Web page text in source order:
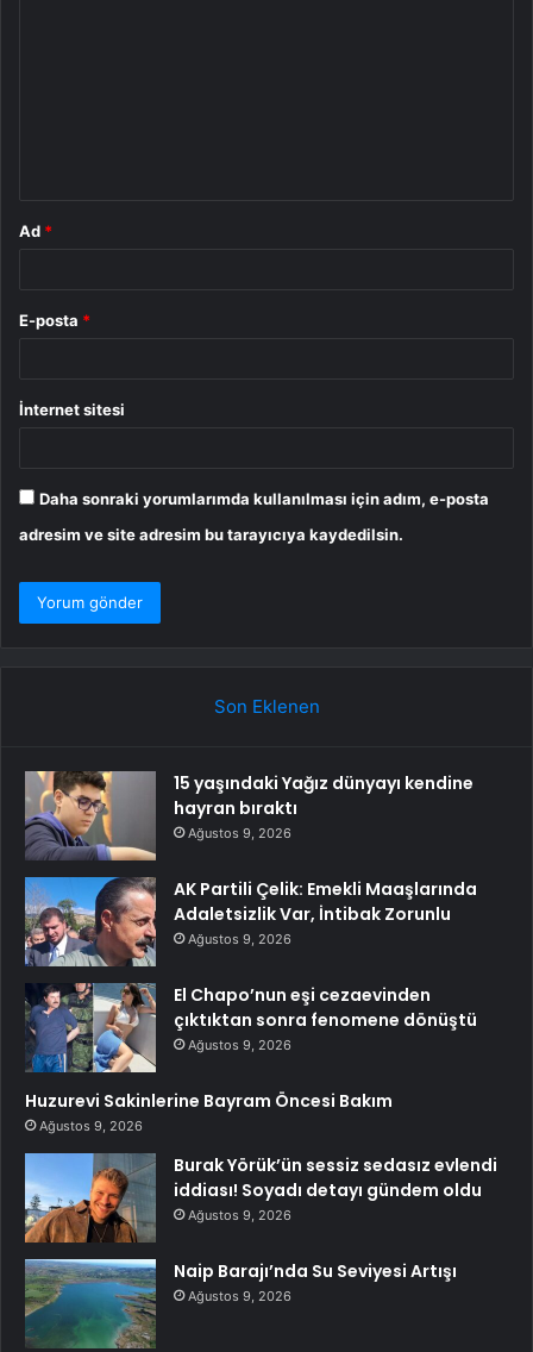
Ad *
E-posta *
İnternet sitesi
Daha sonraki yorumlarımda kullanılması için adım, e-posta
adresim ve site adresim bu tarayıcıya kaydedilsin.
Son Eklenen
15 yaşındaki Yağız dünyayı kendine
hayran bıraktı
Ağustos 9, 2026
AK Partili Çelik: Emekli Maaşlarında
Adaletsizlik Var, İntibak Zorunlu
Ağustos 9, 2026
El Chapo’nun eşi cezaevinden
çıktıktan sonra fenomene dönüştü
Ağustos 9, 2026
Huzurevi Sakinlerine Bayram Öncesi Bakım
Ağustos 9, 2026
Burak Yörük’ün sessiz sedasız evlendi
iddiası! Soyadı detayı gündem oldu
Ağustos 9, 2026
Naip Barajı’nda Su Seviyesi Artışı
Ağustos 9, 2026